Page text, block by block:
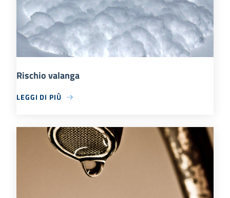
Rischio valanga
LEGGI DI PIÙ